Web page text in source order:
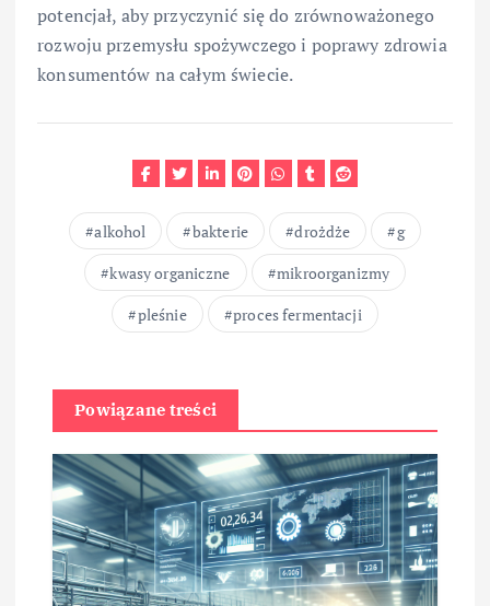
potencjał, aby przyczynić się do zrównoważonego
rozwoju przemysłu spożywczego i poprawy zdrowia
konsumentów na całym świecie.
alkohol bakterie drożdże
g
kwasy organiczne
mikroorganizmy
pleśnie
proces fermentacji
Powiązane treści